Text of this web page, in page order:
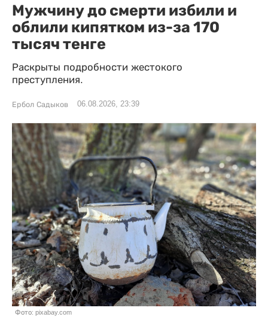
Мужчину до смерти избили и
облили кипятком из-за 170
тысяч тенге
Раскрыты подробности жестокого
преступления.
Ербол Садыков 06.08.2026, 23:39
Фото: pixabay.com